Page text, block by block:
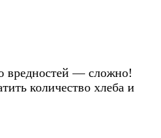
вредностей — сложно!
количество хлеба и